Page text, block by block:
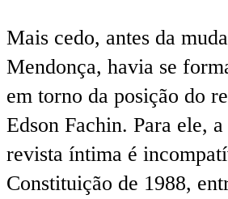
Mais cedo, antes da
Mendonça, havia se
em torno da posição do
Edson Fachin. Para ele,
revista íntima é
Constituição de 1988,